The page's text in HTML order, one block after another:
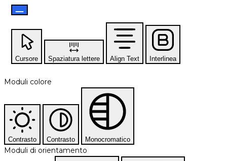
Cursore Spaziatura lettere Align Text Interlinea
Moduli colore
Contrasto Contrasto Monocromatico
Moduli di orientamento